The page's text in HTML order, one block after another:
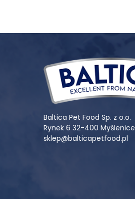
Baltica Pet Food Sp. z o.o.
Rynek 6 32-400 Myślenice
sklep@balticapetfood.pl